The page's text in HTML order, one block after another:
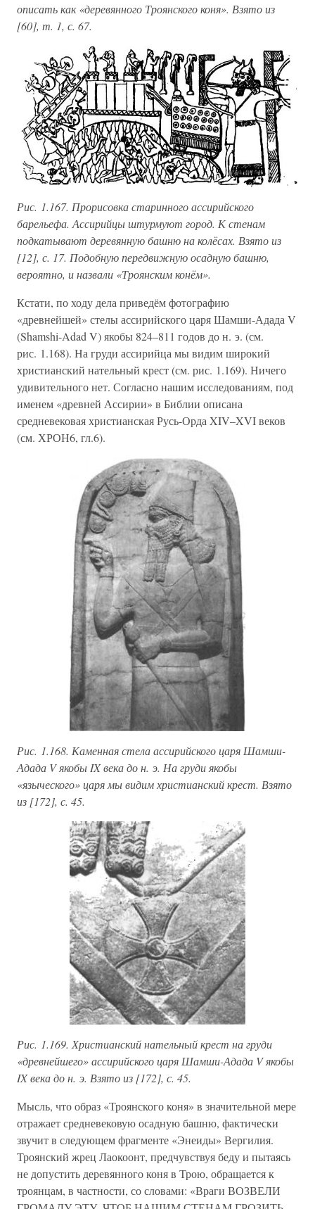
описать как «деревянного Троянского коня». Взято из
[60], т. 1, с. 67.
Рис. 1.167. Прорисовка старинного ассирийского
барельефа. Ассирийцы штурмуют город. К стенам
подкатывают деревянную башню на колёсах. Взято из
[12], с. 17. Подобную передвижную осадную башню,
вероятно, и назвали «Троянским конём».
Кстати, по ходу дела приведём фотографию
«древнейшей» стелы ассирийского царя Шамши-Адада V
(Shamshi-Adad V) якобы 824–811 годов до н. э. (см.
рис. 1.168). На груди ассирийца мы видим широкий
христианский нательный крест (см. рис. 1.169). Ничего
удивительного нет. Согласно нашим исследованиям, под
именем «древней Ассирии» в Библии описана
средневековая христианская Русь-Орда XIV–XVI веков
(см. ХРОН6, гл.6).
Рис. 1.168. Каменная стела ассирийского царя Шамши-
Адада V якобы IX века до н. э. На груди якобы
«языческого» царя мы видим христианский крест. Взято
из [172], с. 45.
Рис. 1.169. Христианский нательный крест на груди
«древнейшего» ассирийского царя Шамши-Адада V якобы
IX века до н. э. Взято из [172], с. 45.
Мысль, что образ «Троянского коня» в значительной мере
отражает средневековую осадную башню, фактически
звучит в следующем фрагменте «Энеиды» Вергилия.
Троянский жрец Лаокоонт, предчувствуя беду и пытаясь
не допустить деревянного коня в Трою, обращается к
троянцам, в частности, со словами: «Враги ВОЗВЕЛИ